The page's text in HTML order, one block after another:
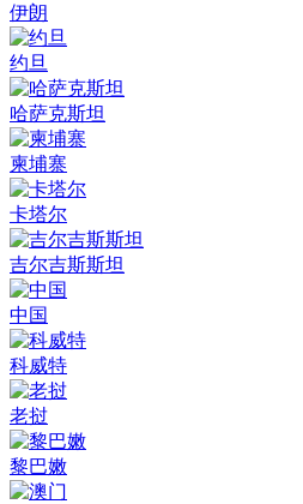
伊朗
约旦
哈萨克斯坦
柬埔寨
卡塔尔
吉尔吉斯斯坦
中国
科威特
老挝
黎巴嫩